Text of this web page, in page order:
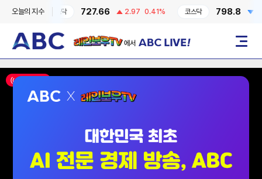
오늘의 지수
코스닥 727.66 2.97 0.41% 코스닥 798.8 2.87
레인보우TV에서 ABC LIVE! 메뉴
ON AIR